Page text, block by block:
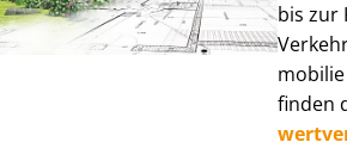
bis zur
finden